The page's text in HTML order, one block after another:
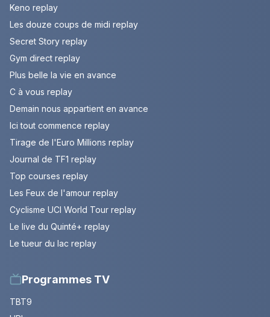
Keno replay
Les douze coups de midi replay
Secret Story replay
Gym direct replay
Plus belle la vie en avance
C à vous replay
Demain nous appartient en avance
Ici tout commence replay
Tirage de l'Euro Millions replay
Journal de TF1 replay
Top courses replay
Les Feux de l'amour replay
Cyclisme UCI World Tour replay
Le live du Quinté+ replay
Le tueur du lac replay
Programmes TV
TBT9